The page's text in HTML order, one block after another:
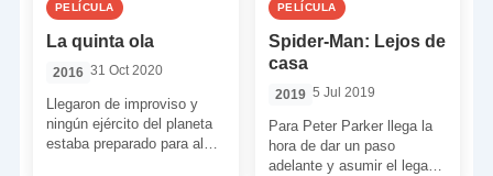
PELÍCULA
La quinta ola
2016 31 Oct 2020
Llegaron de improviso y
ningún ejército del planeta
estaba preparado para algo
PELÍCULA
Spider-Man: Lejos de
casa
2019 5 Jul 2019
Para Peter Parker llega la
hora de dar un paso
adelante y asumir el legado